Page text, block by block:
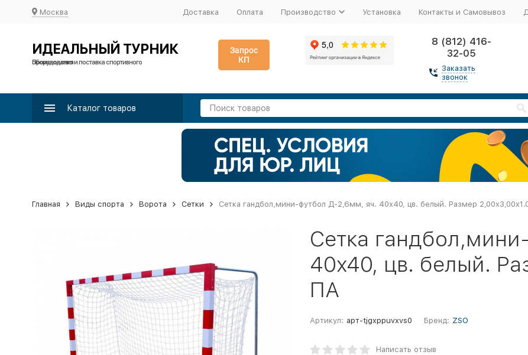
Москва Доставка Оплата Производство Установка Контакты и Самовывоз
ИДЕАЛЬНЫЙ ТУРНИК
Производство и поставка спортивного оборудования
Запрос
КП
8 (812) 416-
32-05
Заказать
звонок
Каталог товаров
Главная Виды спорта Ворота Сетки Сетка гандбол,мини-футбол Д-2,6мм, яч. 40x40, цв. белый. Размер
Сетка
40x40, цв. белый.
ПА
Артикул: арт-tjgxppuvxvs0 Бренд: ZSO
Написать отзыв